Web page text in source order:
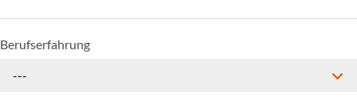
Berufserfahrung
---